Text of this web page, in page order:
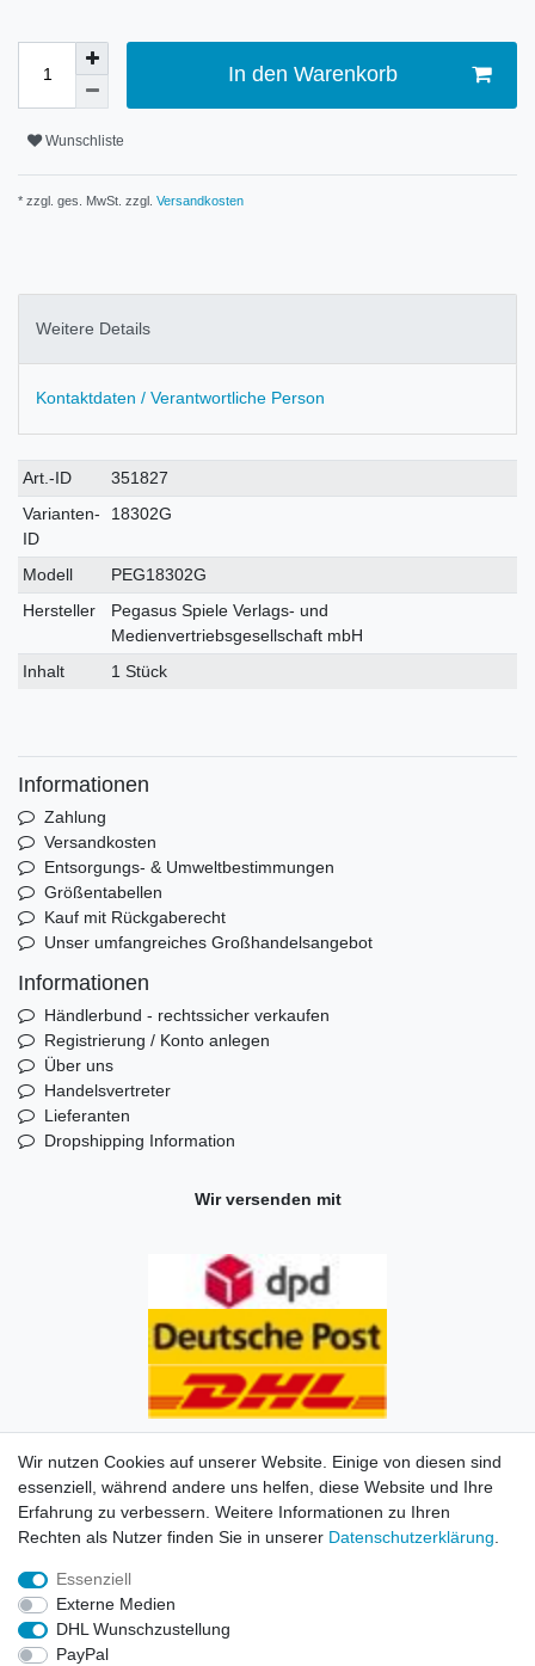
In den Warenkorb
Wunschliste
* zzgl. ges. MwSt. zzgl. Versandkosten
Weitere Details
Kontaktdaten / Verantwortliche Person
Technisches
Merkmal
Wert
Art.-ID
351827
Varianten-
ID
18302G
Modell
PEG18302G
Hersteller
Pegasus Spiele Verlags- und
Medienvertriebsgesellschaft mbH
Inhalt
1 Stück
Informationen
Zahlung
Versandkosten
Entsorgungs- & Umweltbestimmungen
Größentabellen
Kauf mit Rückgaberecht
Unser umfangreiches Großhandelsangebot
Informationen
Händlerbund - rechtssicher verkaufen
Registrierung / Konto anlegen
Über uns
Handelsvertreter
Lieferanten
Dropshipping Information
Wir versenden mit
Impressum Daten­schutz­erklärung AGB Kontakt
© Copyright 2026 | Alle Rechte vorbehalten. HL-
Handelsgesellschaft mbH.
Wir nutzen Cookies auf unserer Website. Einige von diesen sind
essenziell, während andere uns helfen, diese Website und Ihre
Erfahrung zu verbessern. Weitere Informationen zu Ihren
Rechten als Nutzer finden Sie in unserer Daten­schutz­erklärung
Essenziell
Externe Medien
DHL Wunschzustellung
PayPal